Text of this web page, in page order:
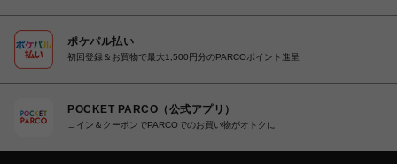
ポケパル払い
初回登録＆お買物で最大1,500円分のPARCOポイント進呈
POCKET PARCO（公式アプリ）
コイン＆クーポンでPARCOでのお買い物がオトクに